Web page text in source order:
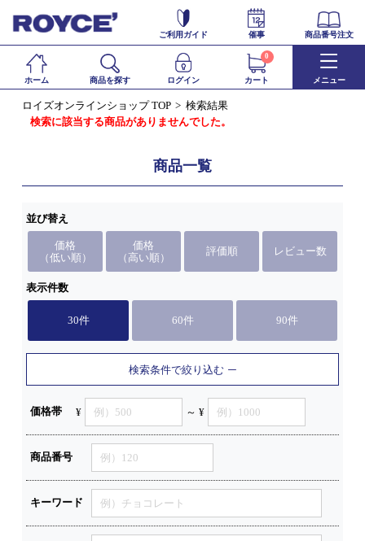
ご利用ガイド 催事 商品番号注文
ホーム 商品を探す ログイン カート
0
メニュー
ロイズオンラインショップ TOP
検索結果
検索に該当する商品がありませんでした。
商品一覧
並び替え
価格
（低い順）
価格
（高い順）
評価順 レビュー数
表示件数
30件 60件 90件
検索条件で絞り込む
価格帯 ¥ ～ ¥
商品番号
キーワード